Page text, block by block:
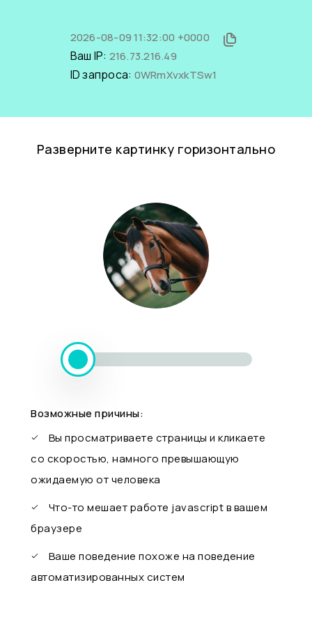
2026-08-09 11:32:00 +0000
Ваш IP: 216.73.216.49
ID запроса: 0WRmXvxkTSw1
Разверните картинку горизонтально
Возможные причины:
Вы просматриваете страницы и кликаете
со скоростью, намного превышающую
ожидаемую от человека
Что-то мешает работе javascript в вашем
браузере
Ваше поведение похоже на поведение
автоматизированных систем